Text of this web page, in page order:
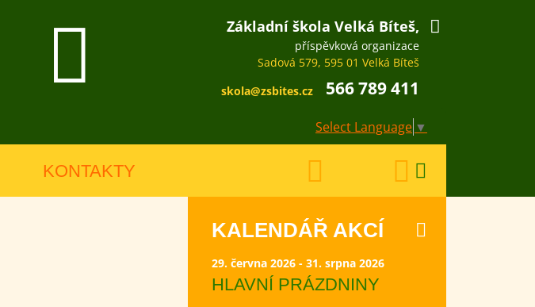
Základní škola Velká Bíteš,
příspěvková organizace
Sadová 579, 595 01 Velká Bíteš
skola@zsbites.cz
566 789 411
Select Language ▼
KONTAKTY
KALENDÁŘ AKCÍ
29. června 2026 - 31. srpna 2026
HLAVNÍ PRÁZDNINY